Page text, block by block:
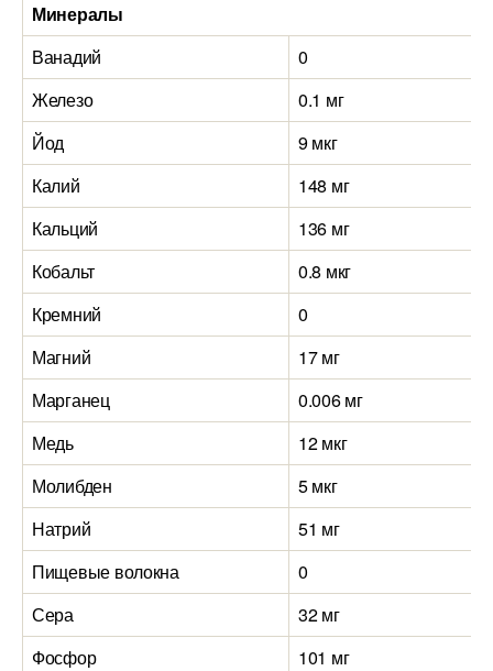
Минералы
Ванадий
0
Железо
0.1 мг
Йод
9 мкг
Калий
148 мг
Кальций
136 мг
Кобальт
0.8 мкг
Кремний
0
Магний
17 мг
Марганец
0.006 мг
Медь
12 мкг
Молибден
5 мкг
Натрий
51 мг
Пищевые волокна
0
Сера
32 мг
Фосфор
101 мг